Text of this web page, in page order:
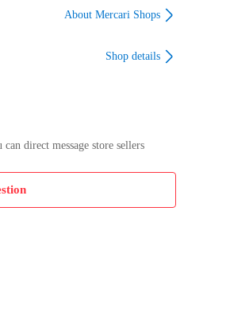
About Mercari Shops
Shop details
direct message store sellers